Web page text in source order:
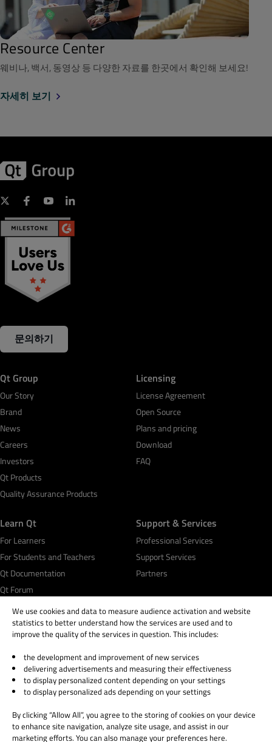
Resource Center
웨비나, 백서, 동영상 등 다양한 자료를 한곳에서 확인해 보세요!
자세히 보기
문의하기
Qt Group
Our Story
Brand
News
Careers
Investors
Qt Products
Quality Assurance Products
Licensing
License Agreement
Open Source
Plans and pricing
Download
FAQ
Learn Qt
For Learners
For Students and Teachers
Qt Documentation
Qt Forum
Support & Services
Professional Services
Support Services
Partners
© 2026 The Qt Company
Legal Notice
Privacy and Cookie Policy
Trust Center
Cookie Settings
We use cookies and data to measure audience activation and website
statistics to better understand how the services are used and to
improve the quality of the services in question. This includes:
the development and improvement of new services
delivering advertisements and measuring their effectiveness
to display personalized content depending on your settings
to display personalized ads depending on your settings
By clicking “Allow All”, you agree to the storing of cookies on your device
to enhance site navigation, analyze site usage, and assist in our
marketing efforts. You can also manage your preferences here.